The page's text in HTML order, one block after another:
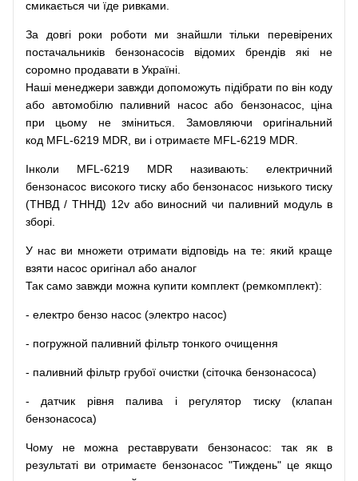
смикається чи їде ривками
За довгі роки роботи ми знайшли тільки
перевірених
постачальників
бензонасосів відомих брендів які
не
соромно продавати в Україні.
Наші менеджери завжди допоможуть підібрати по він коду
або автомобілю паливний насос або бензонасос,
ціна
при
цьому не зміниться Замовляючи
оригінальний
код MFL-6219 MDR, ви і отримаєте MFL-6219 MDR.
Інколи MFL-6219 MDR називають:
електричний
бензонасос високого тиску або бензонасос низького тиску
(ТНВД / ТННД) 12v або виносний чи паливний модуль в
зборі
У нас ви множети отримати відповідь на те: який краще
взяти насос оригінал або аналог
Так само завжди можна купити комплект (ремкомплект):
- електро бензо насос (электро насос)
- погружной паливний фільтр тонкого очищення
- паливний фільтр грубої очистки (сіточка бензонасоса)
- датчик рівня палива і регулятор тиску (клапан
бензонасоса)
Чому не можна реставрувати бензонасос: так як
в
результаті ви отримаєте бензонасос "Тиждень" це якщо